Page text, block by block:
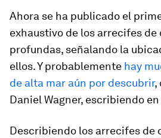
Ahora se ha publicado el
exhaustivo de los arrecifes de
profundas, señalando la
ellos. Y probablemente hay
de alta mar aún por descubrir,
Daniel Wagner, escribiendo
Describiendo los arrecifes de